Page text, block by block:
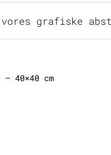
grafiske
40×40 cm